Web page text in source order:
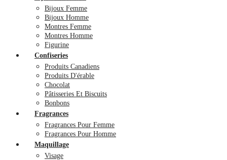
Bijoux Femme
Bijoux Homme
Montres Femme
Montres Homme
Figurine
Confiseries
Produits Canadiens
Produits D'érable
Chocolat
Pâtisseries Et Biscuits
Bonbons
Fragrances
Fragrances Pour Femme
Fragrances Pour Homme
Maquillage
Visage